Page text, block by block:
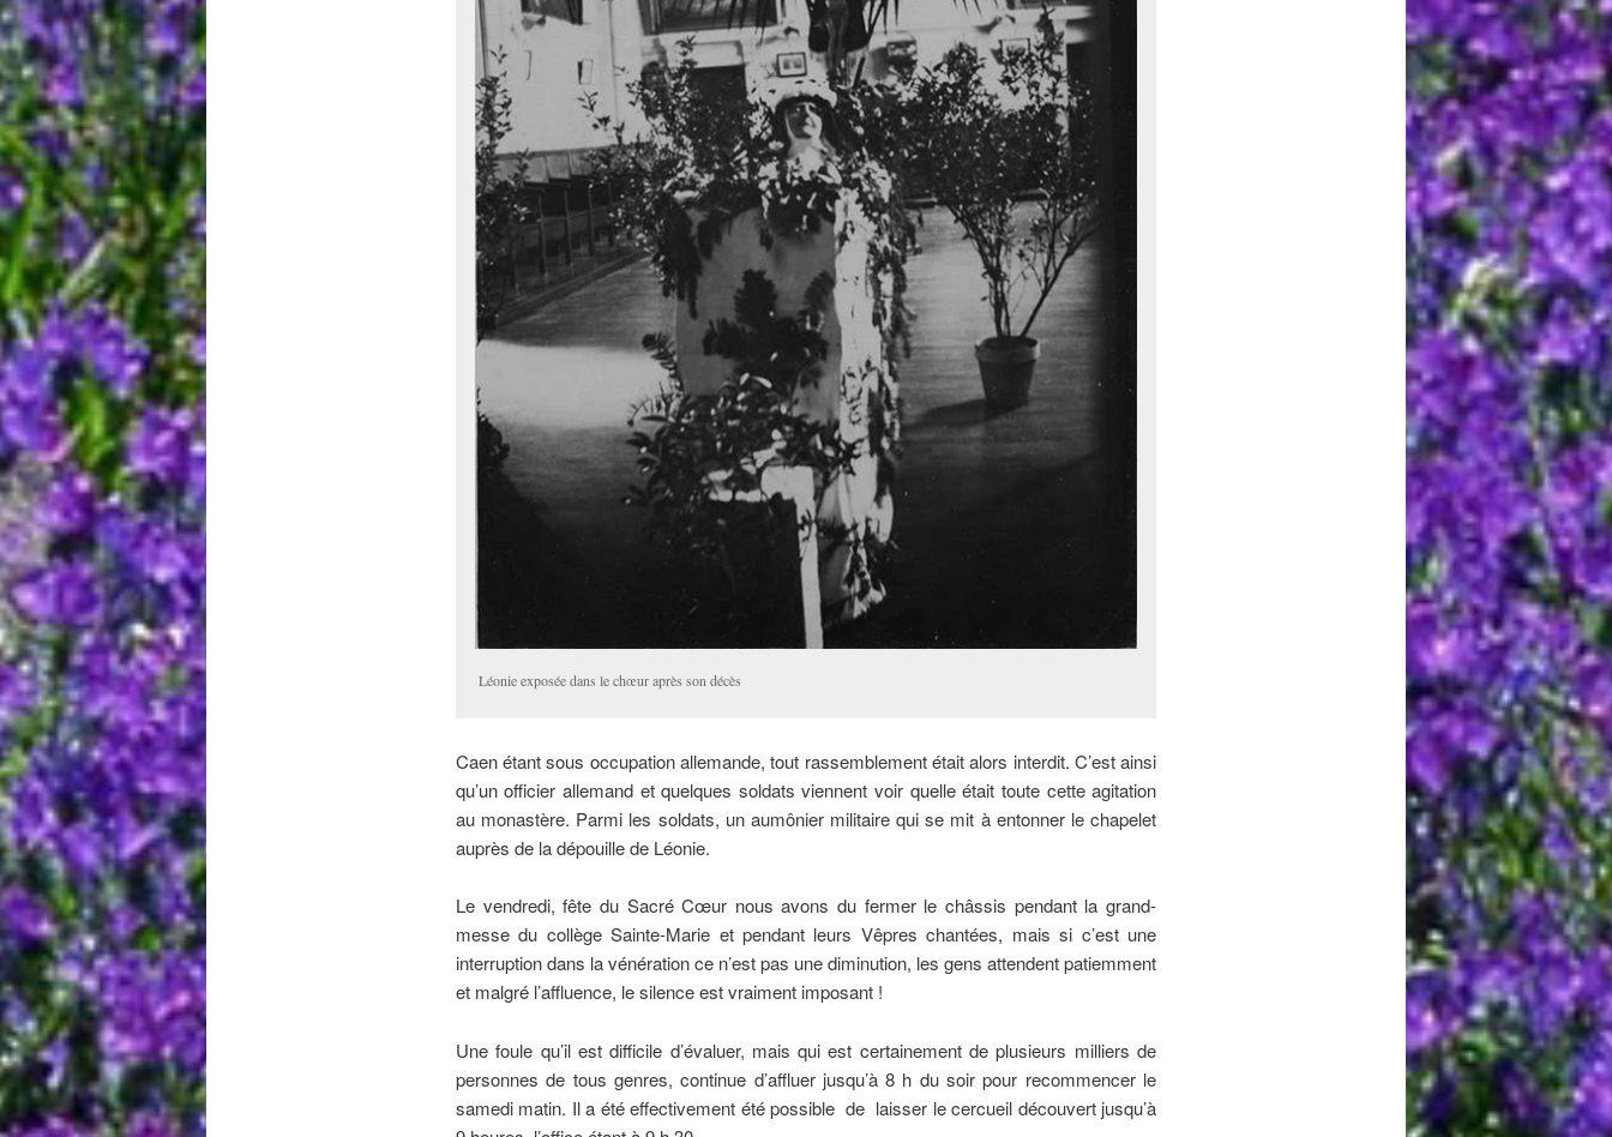
Léonie exposée dans le chœur après son décès
Caen étant sous occupation allemande, tout rassemblement était alors interdit. C’est ainsi
qu’un officier allemand et quelques soldats viennent voir quelle était toute cette agitation
au monastère. Parmi les soldats, un aumônier militaire qui se mit à entonner le chapelet
auprès de la dépouille de Léonie.
Le vendredi, fête du Sacré Cœur nous avons du fermer le châssis pendant la grand-
messe du collège Sainte-Marie et pendant leurs Vêpres chantées, mais si c’est une
interruption dans la vénération ce n’est pas une diminution, les gens attendent patiemment
et malgré l’affluence, le silence est vraiment imposant !
Une foule qu’il est difficile d’évaluer, mais qui est certainement de plusieurs milliers de
personnes de tous genres, continue d’affluer jusqu’à 8 h du soir pour recommencer le
samedi matin. Il a été effectivement été possible de laisser le cercueil découvert jusqu’à